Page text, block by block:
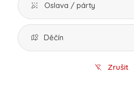
Oslava / párty
Děčín
Zrušit